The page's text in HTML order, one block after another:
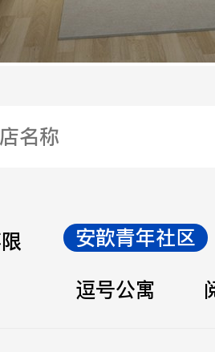
安歆青年社区
逗号公寓
立即提交